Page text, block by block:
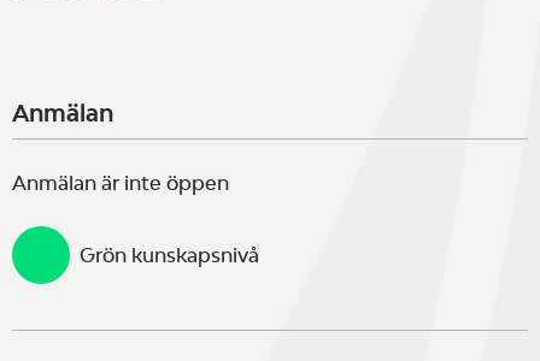
Anmälan
Anmälan är inte öppen
Grön kunskapsnivå